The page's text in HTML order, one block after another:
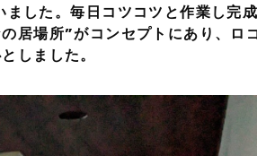
した。毎日コツコツと作業し完
居場所”がコンセプトにあり、ロ
しました。